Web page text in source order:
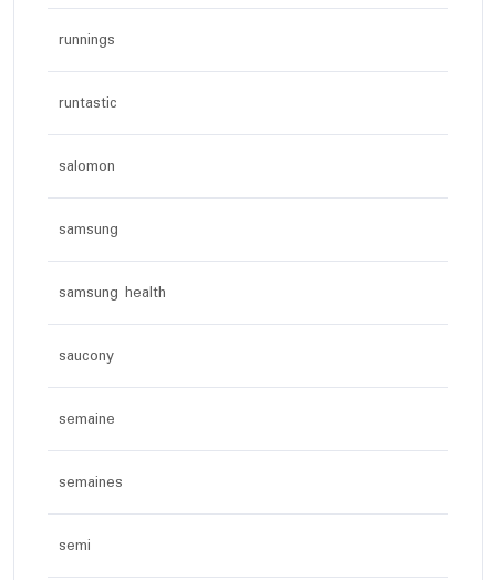
runnings
runtastic
salomon
samsung
samsung health
saucony
semaine
semaines
semi